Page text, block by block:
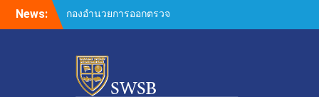
News:
กองอำนวยการออกตรวจ
ประเมินคุณภาพการศึกษา
คุณภาพการศึกษาเพื่อการ
ดำเนินการที่เป็นเลิศประจำปี
การศึกษา 2569 ของกลุ่ม